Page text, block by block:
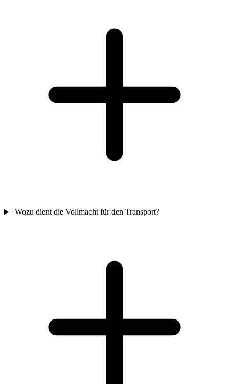
Wozu dient die Vollmacht für den Transport?